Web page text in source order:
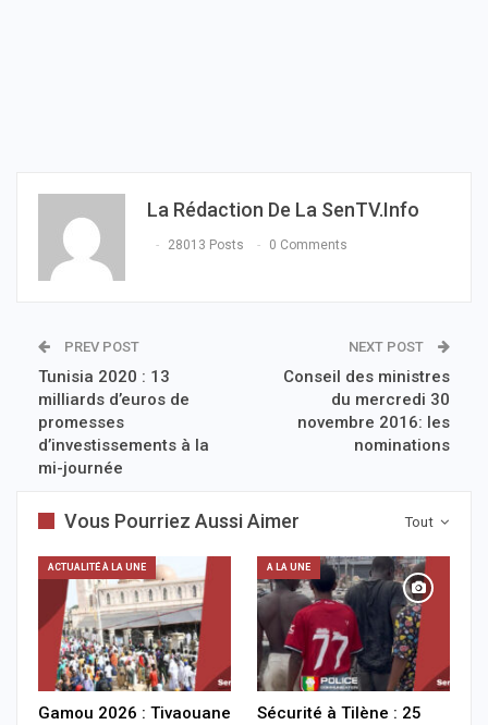
La Rédaction De La SenTV.info
28013 Posts 0 Comments
PREV POST
Tunisia 2020 : 13
milliards d’euros de
promesses
d’investissements à la
mi-journée
NEXT POST
Conseil des ministres
du mercredi 30
novembre 2016: les
nominations
Tout
Vous Pourriez Aussi Aimer
ACTUALITÉ À LA UNE
Gamou 2026 : Tivaouane
A LA UNE
Sécurité à Tilène : 25